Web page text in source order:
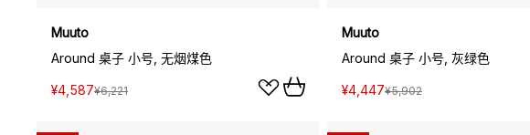
Muuto
Around 桌子 小号, 无烟煤色
¥4,587¥6,221
Muuto
Around 桌子 小号, 灰绿色
¥4,447¥5,902